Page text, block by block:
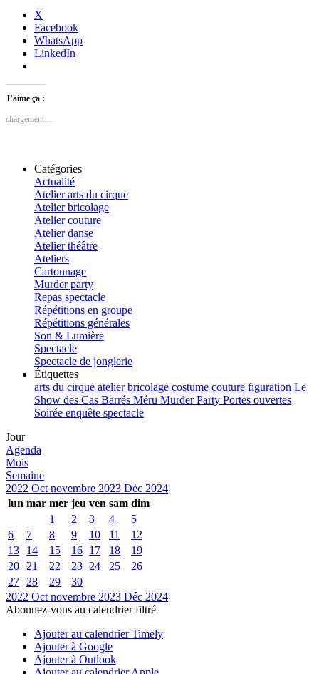
X
Facebook
WhatsApp
LinkedIn
J’aime ça :
chargement…
Catégories
Actualité
Atelier arts du cirque
Atelier bricolage
Atelier couture
Atelier danse
Atelier théâtre
Ateliers
Cartonnage
Murder party
Repas spectacle
Répétitions en groupe
Répétitions générales
Son & Lumière
Spectacle
Spectacle de jonglerie
Étiquettes
arts du cirque atelierbricolage costume couture figuration Le
Show des Cas Barrés Méru Murder Party Portes ouvertes
Soirée enquête spectacle
Jour
Agenda
Mois
Semaine
2022 Oct novembre 2023 Déc 2024
lun mar mer jeu ven sam dim
1
2 3 4
5
6
7 8 9 10 11
12
13
14 15 16 17 18
19
20
21 22 23 24 25
26
27
28 29
30
2022 Oct novembre 2023 Déc 2024
Abonnez-vous au calendrier filtré
Ajouter au calendrier Timely
Ajouter à Google
Ajouter à Outlook